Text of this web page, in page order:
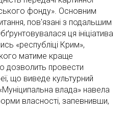
фонду». Основним
пов'язані з подальшим
ця ініціатива
«республіці Крим»,
матиме краще
дозволить провести
що виведе культурний
влада» навела
власності, запевнивши,